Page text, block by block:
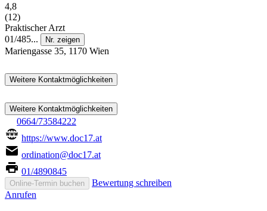
4,8
(12)
Praktischer Arzt
01/485...
Nr. zeigen
Mariengasse 35, 1170 Wien
Weitere Kontaktmöglichkeiten
Weitere Kontaktmöglichkeiten
0664/73584222
https://www.doc17.at
ordination@doc17.at
01/4890845
Online-Termin buchen
Bewertung schreiben
Anrufen